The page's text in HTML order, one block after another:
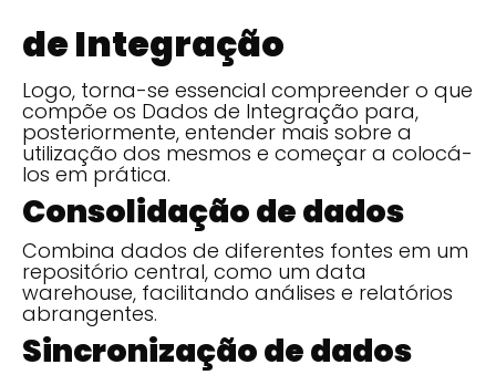
de Integração
Logo, torna-se essencial compreender o que
compõe os Dados de Integração para,
posteriormente, entender mais sobre a
utilização dos mesmos e começar a colocá-
los em prática.
Consolidação de dados
Combina dados de diferentes fontes em um
repositório central, como um data
warehouse, facilitando análises e relatórios
abrangentes.
Sincronização de dados